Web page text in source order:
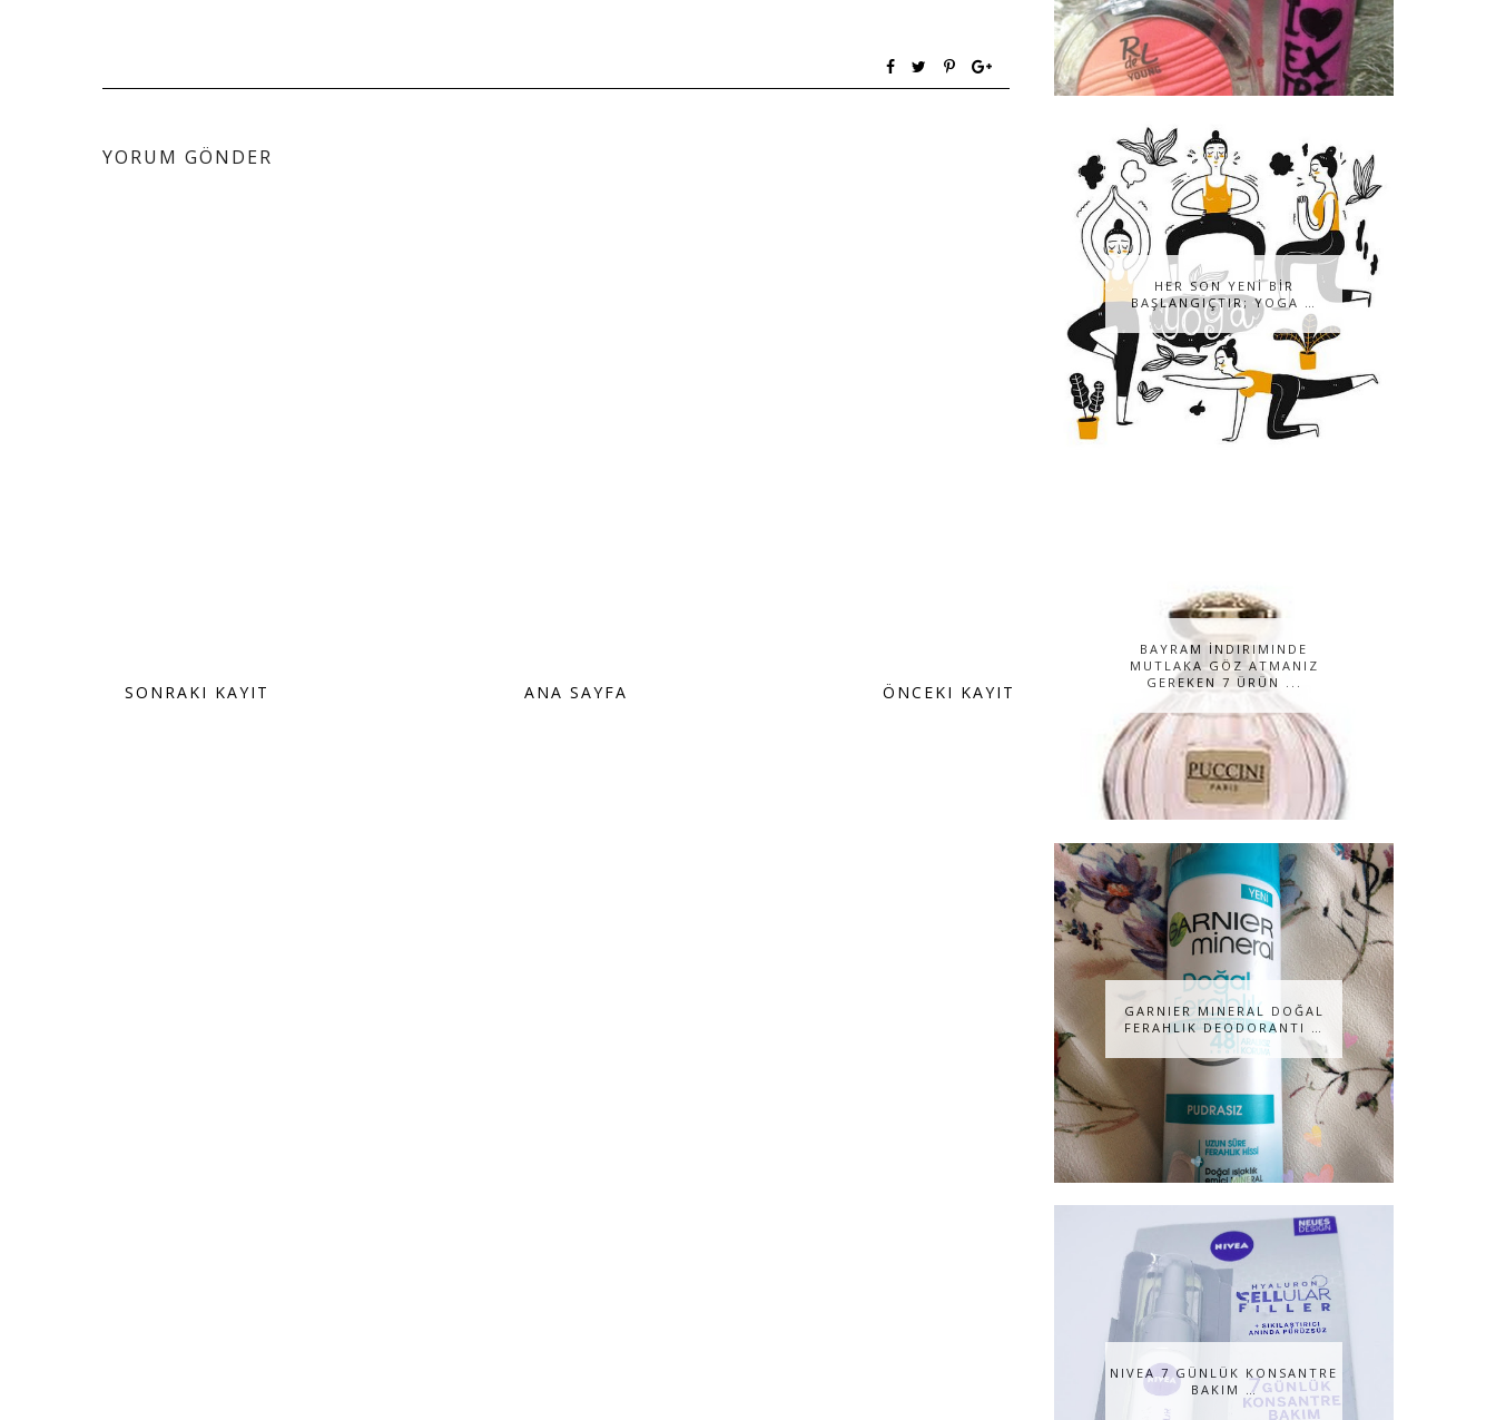
YORUM GÖNDER
SONRAKI KAYIT ÖNCEKI KAYIT
ANA SAYFA
HER SON YENİ BİR
BAŞLANGIÇTIR; YOGA …
BAYRAM İNDIRIMINDE
MUTLAKA GÖZ ATMANIZ
GEREKEN 7 ÜRÜN ...
GARNIER MINERAL DOĞAL
FERAHLIK DEODORANTI …
NIVEA 7 GÜNLÜK KONSANTRE
BAKIM …